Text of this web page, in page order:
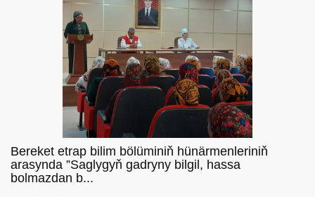
Bereket etrap bilim bölüminiň hünärmenleriniň
arasynda ”Saglygyň gadryny bilgil, hassa
bolmazdan b...